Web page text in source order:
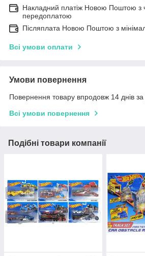
Накладний платіж Новою Поштою з
передоплатою
Післяплата Новою Поштою з
Всі умови оплати
Умови повернення
Повернення товару впродовж 14 днів
Всі умови повернення
Подібні товари компанії